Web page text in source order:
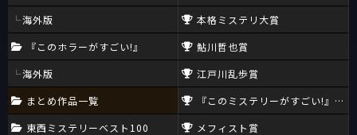
海外版
『このホラーがすごい!』
海外版
まとめ作品一覧
東西ミステリーベスト100
本格ミステリ大賞
鮎川哲也賞
江戸川乱歩賞
『このミステリーがすごい!』大賞
メフィスト賞